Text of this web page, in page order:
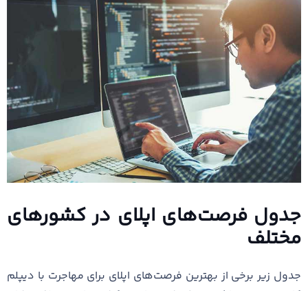
جدول فرصت‌های اپلای در کشورهای
مختلف
جدول زیر برخی از بهترین فرصت‌های اپلای برای مهاجرت با دیپلم